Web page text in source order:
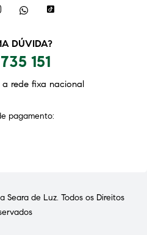
DÚVIDA?
151
rede fixa nacional
pagamento:
Seara de Luz. Todos os Direitos